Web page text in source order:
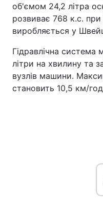
об'ємом 24,2 літра
розвиває 768 к.с.
виробляється у
Гідравлічна система
літри на хвилину та
вузлів машини.
становить 10,5 км/